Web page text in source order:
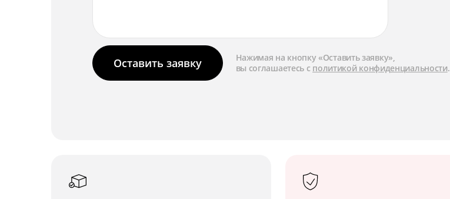
Оставить заявку
Нажимая на кнопку «Оставить заявку»,
вы соглашаетесь с политикой конфиденциальности.